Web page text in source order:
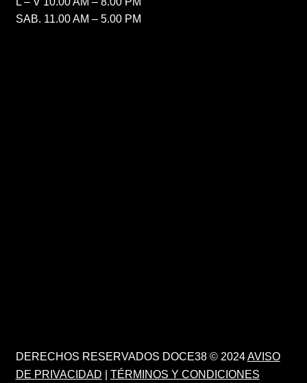
SAB. 11.00 AM – 5.00 PM
DERECHOS RESERVADOS DOCE38 © 2024AVISO
DE PRIVACIDAD
TÉRMINOS Y CONDICIONES